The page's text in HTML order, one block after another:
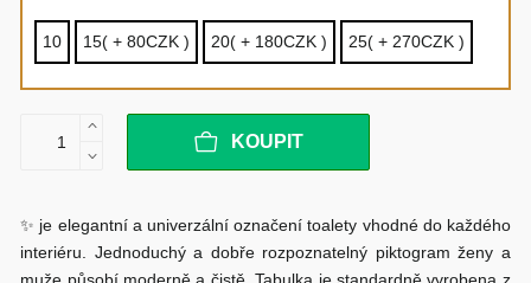
10 15( + 80CZK ) 20( + 180CZK ) 25( + 270CZK )
KOUPIT
✨ je elegantní a univerzální označení toalety vhodné do každého
interiéru. Jednoduchý a dobře rozpoznatelný piktogram ženy a